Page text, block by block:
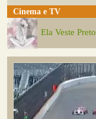
Cinema e TV
Ela Veste Preto